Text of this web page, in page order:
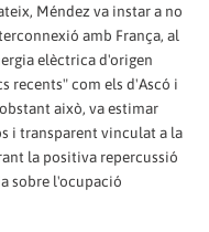
Méndez va instar a no
amb França, al
elèctrica d'origen
recents" com els d'Ascó i
això, va estimar
i transparent vinculat a la
la positiva repercussió
sobre l'ocupació